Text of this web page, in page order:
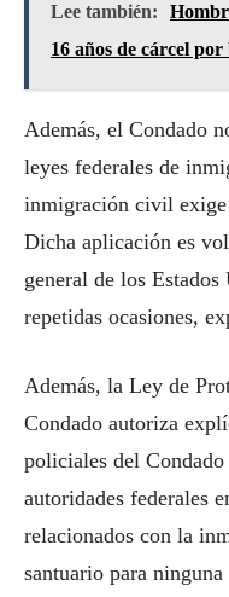
Lee también:
16 años de cárcel
Además, el Condado
leyes federales de
inmigración civil
Dicha aplicación es
general de los
repetidas ocasiones,
Además, la Ley de
Condado autoriza
policiales del
autoridades federales
relacionados con la
santuario para